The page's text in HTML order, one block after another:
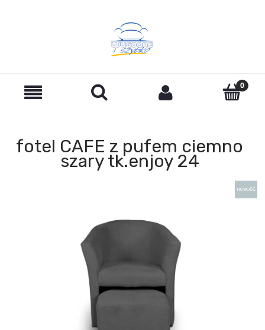
fotel CAFE z pufem ciemno
szary tk.enjoy 24
NOWOŚĆ